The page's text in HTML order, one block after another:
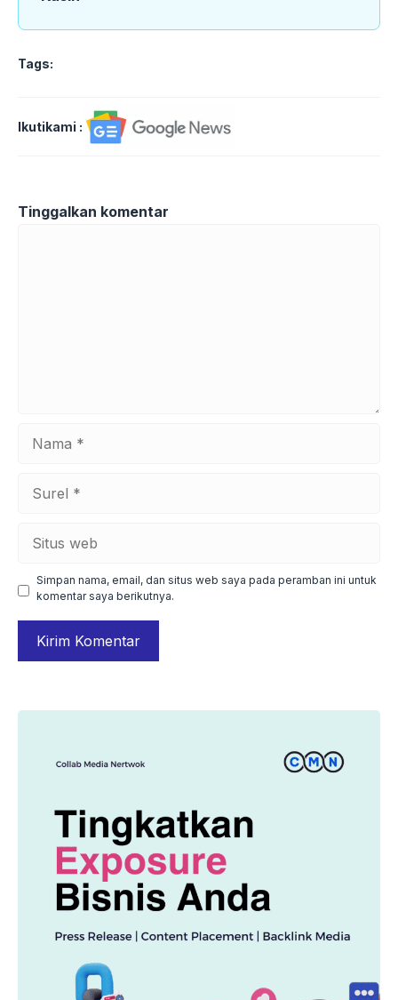
Tags:
Ikutikami :
Tinggalkan komentar
Simpan nama, email, dan situs web saya pada peramban ini untuk
komentar saya berikutnya.